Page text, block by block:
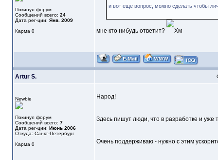
Покинул форум
Сообщений всего: 24
Дата рег-ции: Янв. 2009
Карма 0
и вот еще вопрос, можно сделать чтобы
мне кто нибудь ответит?
Artur S.
Newbie
Покинул форум
Сообщений всего: 7
Дата рег-ции: Июнь 2006
Откуда: Санкт-Петербург
Карма 0
Народ!
Здесь пишут люди, что в разработке и уже
Очень поддерживаю - нужно с этим